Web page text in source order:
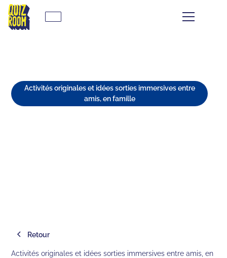
Activités originales et idées sorties immersives entre
amis, en famille
Retour
Activités originales et idées sorties immersives entre amis, en